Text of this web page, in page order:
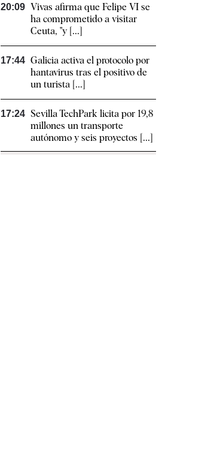
20:09 Vivas afirma que Felipe VI se
ha comprometido a visitar
Ceuta, "y [...]
17:44 Galicia activa el protocolo por
hantavirus tras el positivo de
un turista [...]
17:24 Sevilla TechPark licita por 19,8
millones un transporte
autónomo y seis proyectos [...]